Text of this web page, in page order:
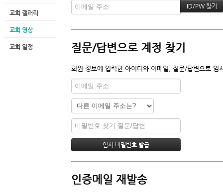
교회 갤러리
교회 영상
교회 일정 질문/답변으로 계정 찾기
회원 정보에 입력한 아이디와 이메일, 질문/답변으로 임
인증메일 재발송